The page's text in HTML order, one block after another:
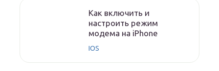
Как включить и
настроить режим
модема на iPhone
IOS